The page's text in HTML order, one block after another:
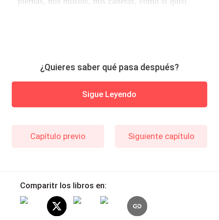
¿Quieres saber qué pasa después?
Sigue Leyendo
Capítulo previo Siguiente capítulo
Comparitr los libros en: